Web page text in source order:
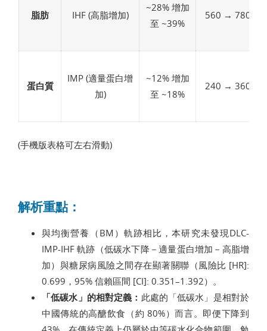
脂肪 IHF (高脂增加)
~28% 增加
至 ~39%
560 → 780
蛋白質
IMP (適量蛋白增
加)
~12% 增加
至 ~18%
240 → 360
(手機版表格可左右滑動)
解析重點：
與均衡營養（BM）軌跡相比，本研究未發現DLC-
IMP-IHF 軌跡（低碳水下降－適量蛋白增加－高脂增
加）與糖尿病風險之間存在顯著關聯（風險比 [HR]:
0.699，95% 信賴區間 [CI]: 0.351–1.392）。
「低碳水」的相對定義： 此處的「低碳水」是相對於
中國傳統的高醣飲食（約 80%）而言。即便下降到